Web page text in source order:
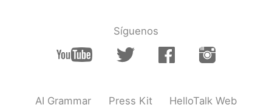
たったけど
ちょっと酔っ
ちゃったけど🤪
Síguenos
AI Grammar Press Kit HelloTalk Web